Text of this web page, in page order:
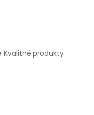
Kvalitné produkty